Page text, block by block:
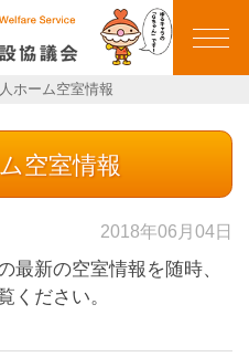
群馬県老人福祉施設
ホーム空室情報
空室情報
2018年06月04日
最新の空室情報を随時、
ください。